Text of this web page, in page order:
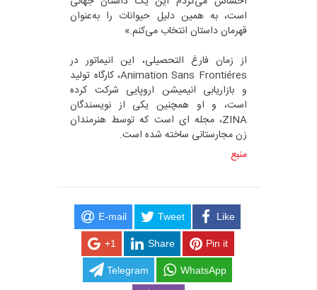
است، به همین دلیل حیوانات را به‌عنوان
قهرمان داستان انتخاب می‌کنم.»
از زمان فارغ التحصیلی، این انیماتور در
Animation Sans Frontiéres، کارگاه تولید
و بازاریابی انیمیشن اروپایی شرکت کرده
است، و او همچنین یکی از نویسندگان
ZINA، مجله ای است که توسط هنرمندان
زن مجارستانی ساخته شده است.
منبع
E-mail Tweet Like
+1 Share Pin it
Telegram WhatsApp